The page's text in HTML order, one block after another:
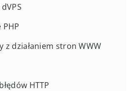
z działaniem stron WWW
HTTP